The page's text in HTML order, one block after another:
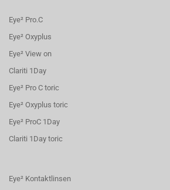
Eye² Pro.C
Eye² Oxyplus
Eye² View on
Clariti 1Day
Eye² Pro C toric
Eye² Oxyplus toric
Eye² ProC 1Day
Clariti 1Day toric
Eye² Kontaktlinsen